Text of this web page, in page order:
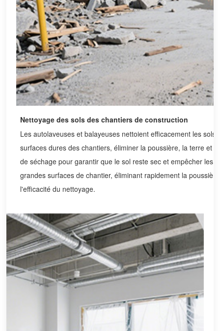
Nettoyage des sols des chantiers de construction
Les autolaveuses et balayeuses nettoient efficacement les
surfaces dures des chantiers, éliminer la poussière, la terre et
de séchage pour garantir que le sol reste sec et empêcher les
grandes surfaces de chantier, éliminant rapidement la
l'efficacité du nettoyage.